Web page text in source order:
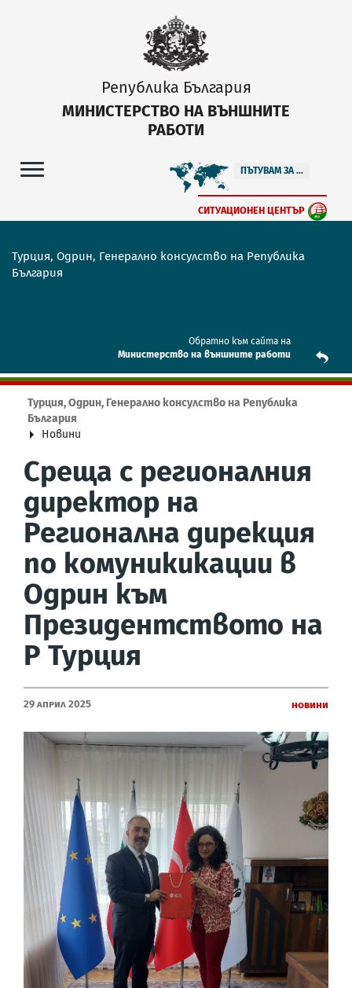
Република България
МИНИСТЕРСТВО НА ВЪНШНИТЕ
РАБОТИ
ПЪТУВАМ ЗА ...
СИТУАЦИОНЕН ЦЕНТЪР
Турция, Одрин, Генерално консулство на Република
България
Обратно към сайта на
Mинистерство на външните работи
Турция, Одрин, Генерално консулство на Република
България
Новини
Среща с регионалния
директор на
Регионална дирекция
по комуникикации в
Одрин към
Президентството на
Р Турция
29 Април 2025 Новини